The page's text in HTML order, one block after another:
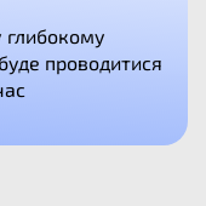
глибокому
проводитися